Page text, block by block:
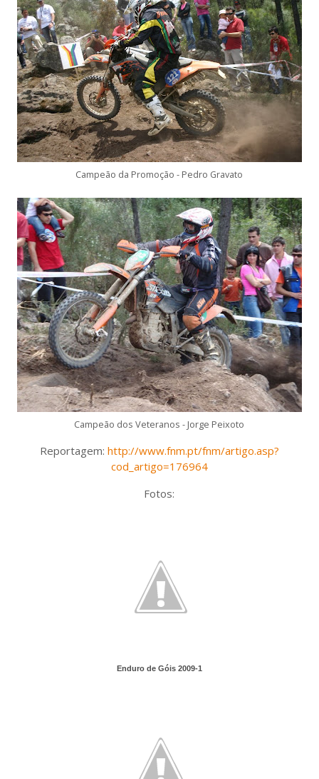
Campeão da Promoção - Pedro Gravato
Campeão dos Veteranos - Jorge Peixoto
Reportagem: http://www.fnm.pt/fnm/artigo.asp?
cod_artigo=176964
Fotos:
Enduro de Góis 2009-1